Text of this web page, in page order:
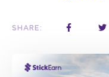
SHARE: